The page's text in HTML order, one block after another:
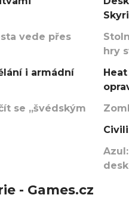
vede přes
i armádní
se „švédským
hry
- Games.cz